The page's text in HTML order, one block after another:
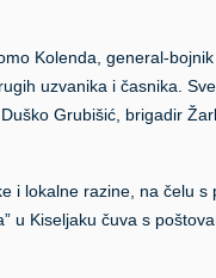
Kolenda, general-
uzvanika i časnika.
Grubišić, brigadir
lokalne razine, na čelu s
u Kiseljaku čuva s